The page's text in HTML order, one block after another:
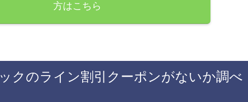
方はこちら
クのライン割引クーポンがないか調べ